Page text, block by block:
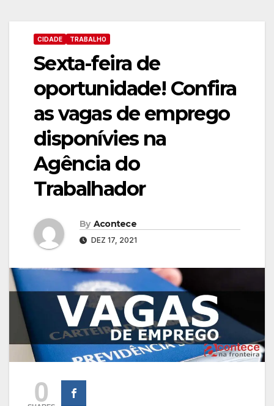
CIDADE TRABALHO
Sexta-feira de
oportunidade! Confira
as vagas de emprego
disponívies na
Agência do
Trabalhador
By Acontece
DEZ 17, 2021
0